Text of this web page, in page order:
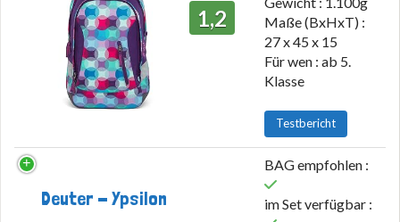
1,2
Maße (BxHxT) :
27 x 45 x 15
Für wen : ab 5.
Klasse
Testbericht
Deuter - Ypsilon
BAG empfohlen :
im Set verfügbar :